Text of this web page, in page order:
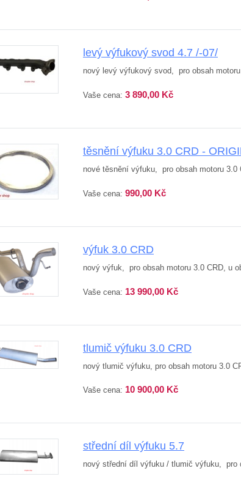
levý výfukový svod 4.7 /-07/
nový levý výfukový svod, pro obsah
Vaše cena: 3 890,00 Kč
těsnění výfuku 3.0 CRD -
nové těsnění výfuku, pro obsah motoru 3.0
Vaše cena: 990,00 Kč
výfuk 3.0 CRD
nový výfuk, pro obsah motoru 3.0 CRD, u
Vaše cena: 13 990,00 Kč
tlumič výfuku 3.0 CRD
nový tlumič výfuku, pro obsah motoru 3.0
Vaše cena: 10 900,00 Kč
střední díl výfuku 5.7
nový střední díl výfuku / tlumič výfuku, pro